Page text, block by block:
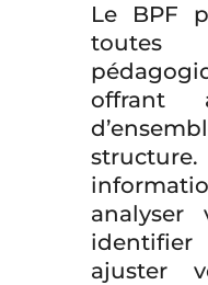
Le BPF
toutes
offrant
structure.
analyser
ajuster